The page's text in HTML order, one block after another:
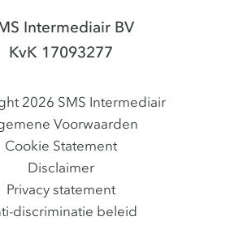
Intermediair BV
KvK 17093277
2026 SMS Intermediair
Voorwaarden
Cookie Statement
Disclaimer
Privacy statement
discriminatie beleid